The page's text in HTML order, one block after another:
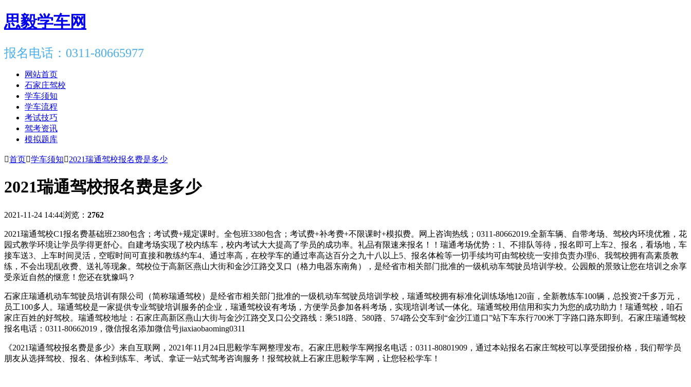
思毅学车网
报名电话：0311-80665977
网站首页
石家庄驾校
学车须知
学车流程
考试技巧
驾考资讯
模拟题库
首页学车须知2021瑞通驾校报名费是多少
2021瑞通驾校报名费是多少
2021-11-24 14:44浏览： 2762
2021瑞通驾校C1报名费基础班2380包含；考试费+规定课时。全包班3380包含；考试费+补考费+不限课时+模拟费。网上咨询热线；0311-80662019.全新车辆、自带考场、驾校内环境优雅，花
园式教学环境让学员学得更舒心。自建考场实现了校内练车，校内考试大大提高了学员的成功率。礼品有限速来报名！！瑞通考场优势：1、不排队等待，报名即可上车2、报名，看场地，车
接车送3、上车时间灵活，空暇时间可直接和教练约车4、通过率高，在校学车的通过率高达百分之九十八以上5、报名体检等一切手续均可由驾校统一安排负责办理6、我驾校拥有高素质教
练，不会出现乱收费、送礼等现象。驾校位于高新区燕山大街和金沙江路交叉口（格力电器东南角），是经省市相关部门批准的一级机动车驾驶员培训学校。公园般的景致让您在培训之余享
受亲近自然的惬意！您还在犹豫吗？
石家庄瑞通机动车驾驶员培训有限公司（简称瑞通驾校）是经省市相关部门批准的一级机动车驾驶员培训学校，瑞通驾校拥有标准化训练场地120亩，全新教练车100辆，总投资2千多万元，
员工100多人。瑞通驾校是一家提供专业驾驶培训服务的企业，瑞通驾校设有考场，方便学员参加各科考场，实现培训考试一体化。瑞通驾校用信用和实力为您的成功助力！瑞通驾校，咱石
家庄百姓的好驾校。瑞通驾校地址：石家庄高新区燕山大街与金沙江路交叉口公交路线：乘518路、580路、574路公交车到“金沙江道口”站下车东行700米丁字路口路东即到。石家庄瑞通驾校
报名电话：0311-80662019，微信报名添加微信号jiaxiaobaoming0311
《2021瑞通驾校报名费是多少》来自互联网，2021年11月24日思毅学车网整理发布。石家庄思毅学车网报名电话：0311-80801909，通过本站报名石家庄驾校可以享受团报价格，我们帮学员
朋友从选择驾校、报名、体检到练车、考试、拿证一站式驾考咨询服务！报驾校就上石家庄思毅学车网，让您轻松学车！